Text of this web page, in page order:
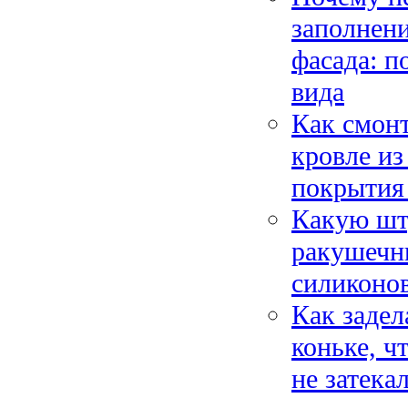
фасада:
вида
Как
кровле
Какую
Как
коньке,
не